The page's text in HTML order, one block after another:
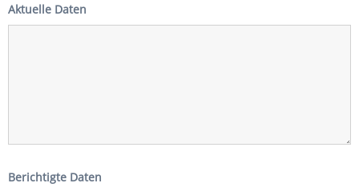
Aktuelle Daten
Berichtigte Daten